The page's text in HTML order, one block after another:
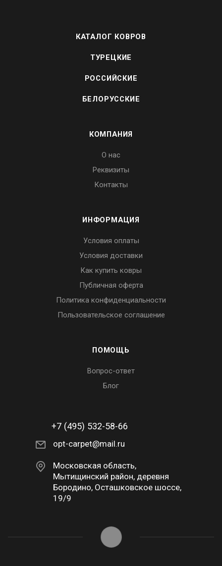
КАТАЛОГ КОВРОВ
ТУРЕЦКИЕ
РОССИЙСКИЕ
БЕЛОРУССКИЕ
КОМПАНИЯ
О нас
Реквизиты
Контакты
ИНФОРМАЦИЯ
Условия оплаты
Условия доставки
Как купить ковры
Публичная оферта
Политика конфиденциальности
Пользовательское соглашение
ПОМОЩЬ
Вопрос-ответ
Блог
+7 (495) 532-58-66
opt-carpet@mail.ru
Московская область,
Мытищинский район, деревня
Бородино, Осташковское шоссе,
19/9